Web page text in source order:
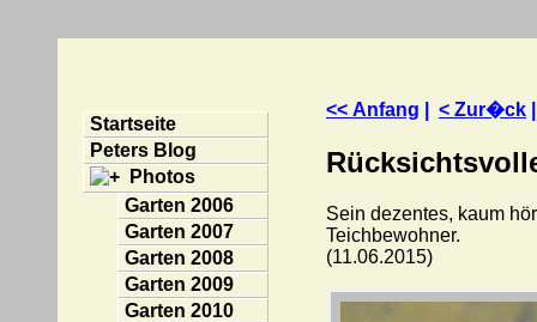
Startseite
Peters Blog
Photos
Garten 2006
Garten 2007
Garten 2008
Garten 2009
Garten 2010
<< Anfang < Zur�ck
Sein dezentes, kaum
Teichbewohner.
(11.06.2015)